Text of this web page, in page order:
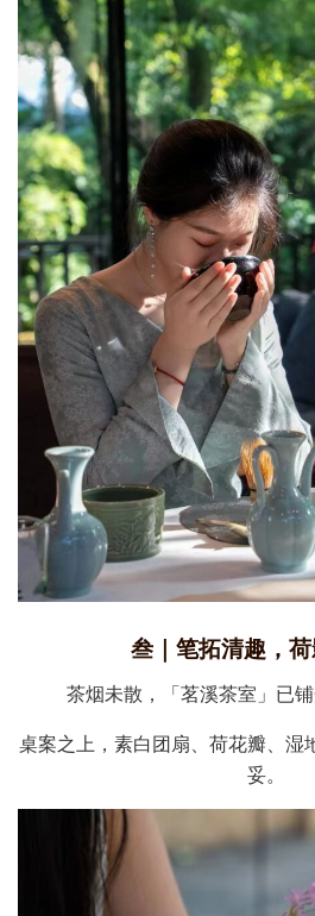
叁｜笔拓清趣，
茶烟未散，「茗溪茶室」已铺
桌案之上，素白团扇、荷花瓣、湿
妥。